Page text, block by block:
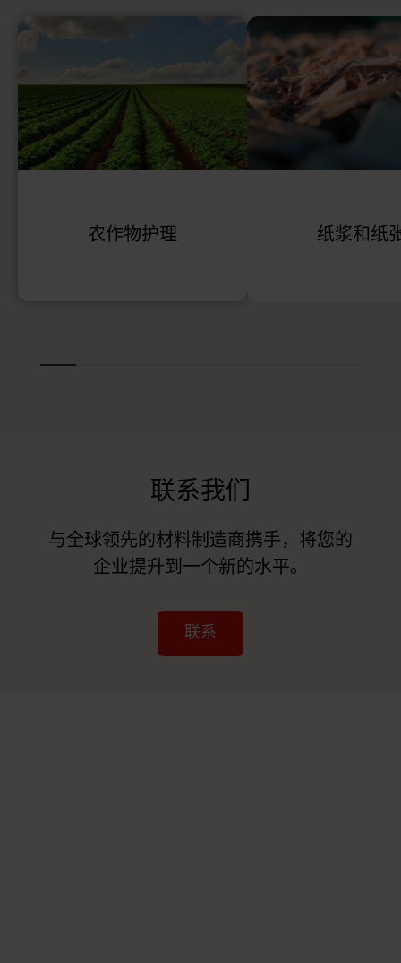
农作物护理 纸浆和纸
联系我们
与全球领先的材料制造商携手，将您的
企业提升到一个新的水平。
联系